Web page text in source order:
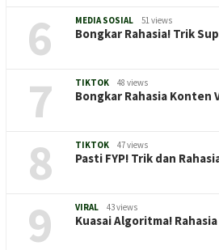
6 MEDIA SOSIAL 51 views
Bongkar Rahasia! Trik
7 TIKTOK 48 views
Bongkar Rahasia
8 TIKTOK 47 views
Pasti FYP! Trik dan
9 VIRAL 43 views
Kuasai Algoritma!